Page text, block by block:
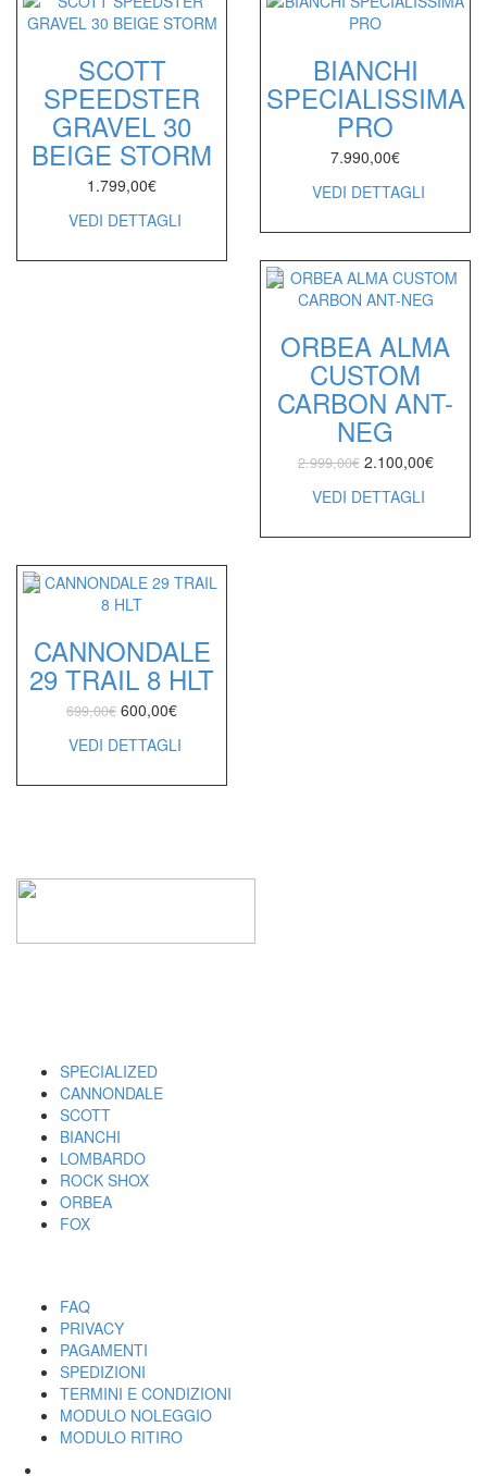
SCOTT
SPEEDSTER
GRAVEL 30
BEIGE STORM
1.799,00€
VEDI DETTAGLI
BIANCHI
SPECIALISSIMA
PRO
7.990,00€
VEDI DETTAGLI
ORBEA ALMA
CUSTOM
CARBON ANT-
NEG
2.999,00€ 2.100,00€
VEDI DETTAGLI
CANNONDALE
29 TRAIL 8 HLT
699,00€ 600,00€
VEDI DETTAGLI
SPECIALIZED
CANNONDALE
SCOTT
BIANCHI
LOMBARDO
ROCK SHOX
ORBEA
FOX
FAQ
PRIVACY
PAGAMENTI
SPEDIZIONI
TERMINI E CONDIZIONI
MODULO NOLEGGIO
MODULO RITIRO